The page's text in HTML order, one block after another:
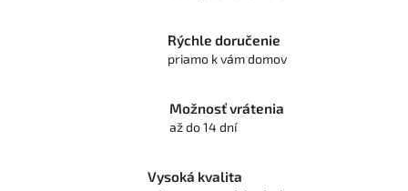
Rýchle doručenie
priamo k vám domov
Možnosť vrátenia
až do 14 dní
Vysoká kvalita